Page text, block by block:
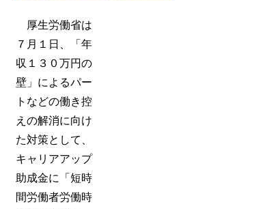
厚生労働省は
７月１日、「年
収１３０万円の
壁」によるパー
トなどの働き控
えの解消に向け
た対策として、
キャリアアップ
助成金に「短時
間労働者労働時